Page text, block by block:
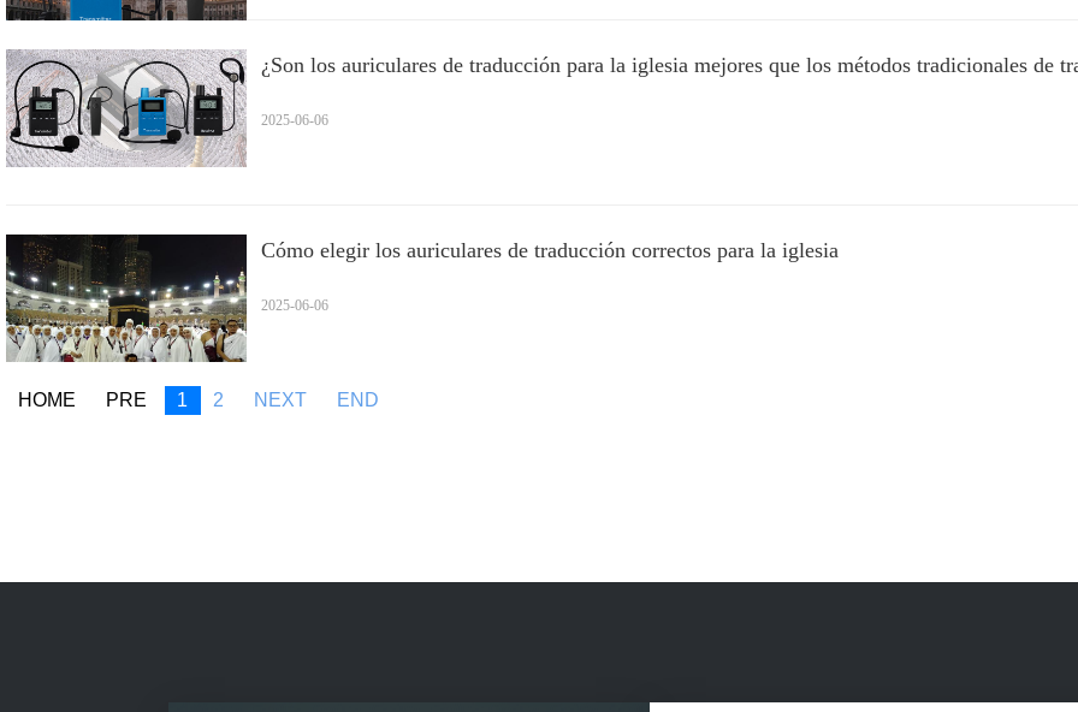
¿Son los auriculares de traducción para la iglesia mejores que los métodos tradicionales de
2025-06-06
Cómo elegir los auriculares de traducción correctos para la iglesia
2025-06-06
HOME PRE 1 2 NEXT END